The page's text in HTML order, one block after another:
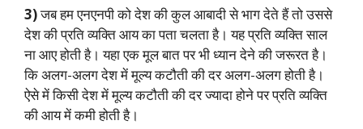
3)जब हम एनएनपी को देश की कुल आबादी से भाग देते हैं तो उससे
देश की प्रति व्यक्ति आय का पता चलता है। यह प्रति व्यक्ति साल
ना आए होती है। यहा एक मूल बात पर भी ध्यान देने की जरूरत है।
कि अलग-अलग देश में मूल्य कटौती की दर अलग-अलग होती है।
ऐसे में किसी देश में मूल्य कटौती की दर ज्यादा होने पर प्रति व्यक्ति
की आय में कमी होती है।